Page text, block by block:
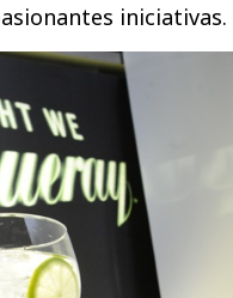
iniciativas.